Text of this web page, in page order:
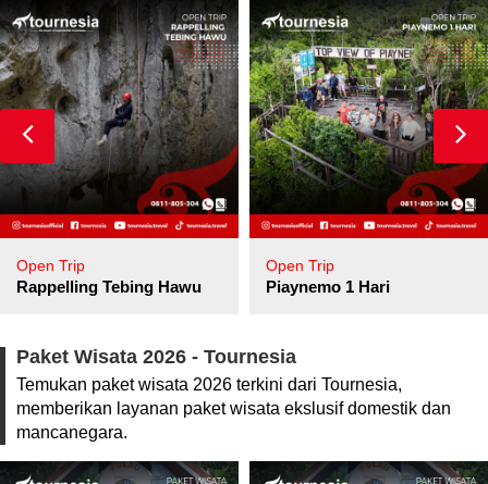
Open Trip
Rappelling Tebing Hawu
Open Trip
Piaynemo 1 Hari
Paket Wisata 2026 - Tournesia
Temukan paket wisata 2026 terkini dari Tournesia,
memberikan layanan paket wisata ekslusif domestik dan
mancanegara.